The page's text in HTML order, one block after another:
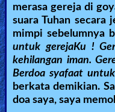
Bible/Study
Jesus
Warfare
merasa gereja di
suara Tuhan secara
mimpi sebelumnya
untuk gerejaKu !
kehilangan iman.
Berdoa syafaat
berkata demikian.
doa saya, saya